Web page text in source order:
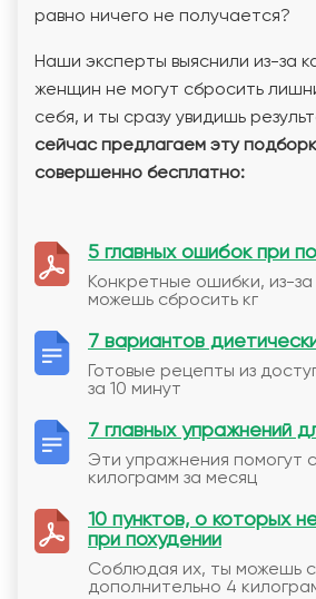
равно ничего не получается?
Наши эксперты выяснили из-за
женщин не могут сбросить
себя, и ты сразу увидишь
сейчас предлагаем эту
совершенно бесплатно:
5 главных ошибок при
Конкретные ошибки, из-
можешь сбросить кг
7 вариантов
Готовые рецепты из
за 10 минут
7 главных упражнений
Эти упражнения помогут
килограмм за месяц
10 пунктов, о которых
при похудении
Соблюдая их, ты можешь
дополнительно 4